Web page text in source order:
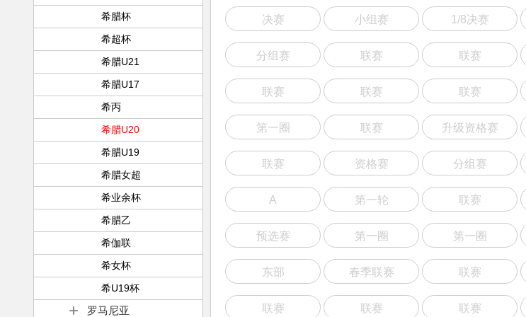
希腊杯
希超杯
希腊U21
希腊U17
希丙
希腊U20
希腊U19
希腊女超
希业余杯
希腊乙
希伽联
希女杯
希U19杯
罗马尼亚
决赛 小组赛 1/8决赛
分组赛 联赛 联赛
联赛 联赛 联赛
第一圈 联赛 升级资格赛
联赛 资格赛 分组赛
A 第一轮 联赛
预选赛 第一圈 第一圈
东部 春季联赛 联赛
联赛 联赛 联赛